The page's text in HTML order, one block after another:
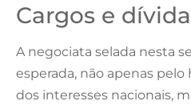
Cargos e
A negociata selada nesta
esperada, não apenas
dos interesses nacionais,